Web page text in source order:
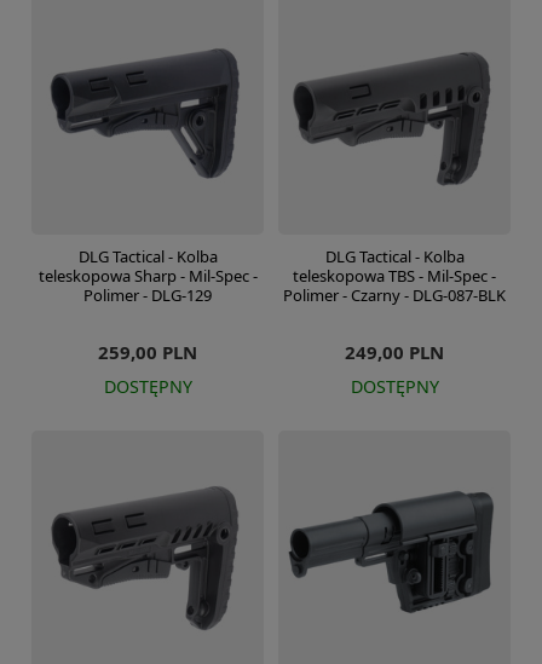
DLG Tactical - Kolba
teleskopowa Sharp - Mil-Spec -
Polimer - DLG-129
259,00 PLN
DOSTĘPNY
DLG Tactical - Kolba
teleskopowa TBS - Mil-Spec -
Polimer - Czarny - DLG-087-BLK
249,00 PLN
DOSTĘPNY